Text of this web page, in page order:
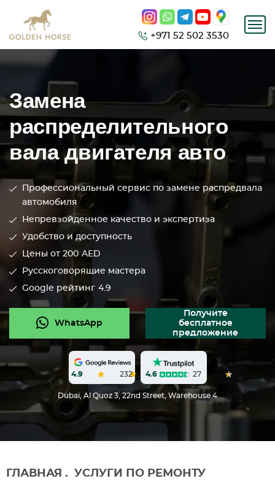
+971 52 502 3530
Замена
распределительного
вала двигателя авто
Профессиональный сервис по замене распредвала
автомобиля
Непревзойденное качество и экспертиза
Удобство и доступность
Цены от 200 AED
Русскоговорящие мастера
Google рейтинг 4.9
WhatsApp
Получите
бесплатное
предложение
4.9 232 4.6 27
Dubai, Al Quoz 3, 22nd Street, Warehouse 4
ГЛАВНАЯ .
УСЛУГИ ПО РЕМОНТУ